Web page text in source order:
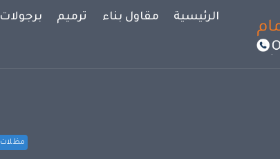
الرئيسية مقاول بناء ترميم برجولات
مظلات